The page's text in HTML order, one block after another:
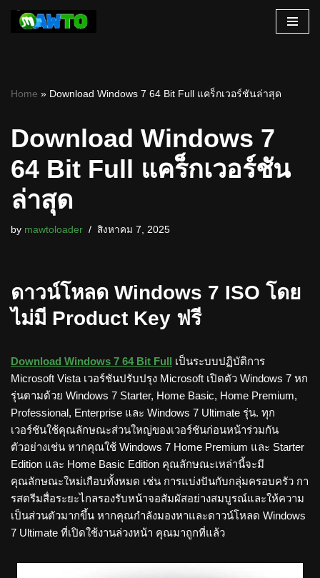
Home » Download Windows 7 64 Bit Full แคร็กเวอร์ชันล่าสุด
Download Windows 7
64 Bit Full แคร็กเวอร์ชัน
ล่าสุด
by mawtoloader สิงหาคม 7, 2025
ดาวน์โหลด Windows 7 ISO โดย
ไม่มี Product Key ฟรี
Download Windows 7 64 Bit Full เป็นระบบปฏิบัติการ
Microsoft Vista เวอร์ชันปรับปรุง Microsoft เปิดตัว Windows 7 หก
รุ่นตามด้วย Windows 7 Starter, Home Basic, Home Premium,
Professional, Enterprise และ Windows 7 Ultimate รุ่น. ทุก
เวอร์ชันใช้คุณลักษณะส่วนใหญ่ของเวอร์ชันก่อนหน้าร่วมกัน
ตัวอย่างเช่น หากคุณใช้ Windows 7 Home Premium และ Starter
Edition และ Home Basic Edition คุณลักษณะเหล่านี้จะมี
คุณลักษณะใหม่เกือบทั้งหมด เช่น การแบ่งปันกับกลุ่มครอบครัว กา
รสตรีมสื่อระยะไกลรองรับหน้าจอสัมผัสอย่างสมบูรณ์และให้ความ
เป็นส่วนตัวมากขึ้น หากคุณกำลังมองหาและดาวน์โหลด Windows
7 Ultimate ที่เปิดใช้งานล่วงหน้า คุณมาถูกที่แล้ว